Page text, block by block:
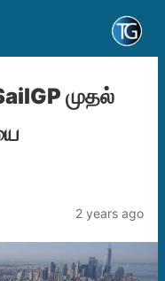
முதல்
2 years ago